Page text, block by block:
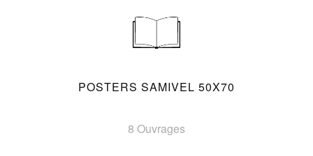
POSTERS SAMIVEL 50X70
8 Ouvrages